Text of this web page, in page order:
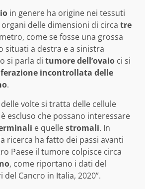
in genere ha origine nei tessuti
delle dimensioni di circa tre
come se fosse una grossa
situati a destra e a sinistra
si parla di tumore dell’ovaio ci si
incontrollata delle
.
volte si tratta delle cellule
escluso che possano interessare
e quellestromali. In
ricerca ha fatto dei passi avanti
Paese il tumore colpisce circa
, come riportano i dati del
Cancro in Italia, 2020”.